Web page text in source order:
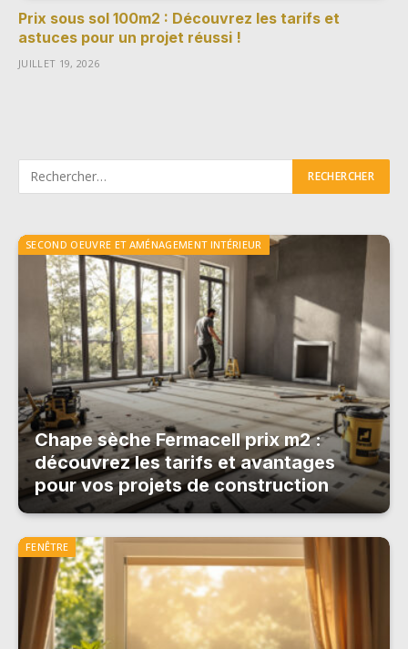
Prix sous sol 100m2 : Découvrez les tarifs et
astuces pour un projet réussi !
JUILLET 19, 2026
SECOND OEUVRE ET AMÉNAGEMENT INTÉRIEUR
Chape sèche Fermacell prix m2 :
découvrez les tarifs et avantages
pour vos projets de construction
FENÊTRE